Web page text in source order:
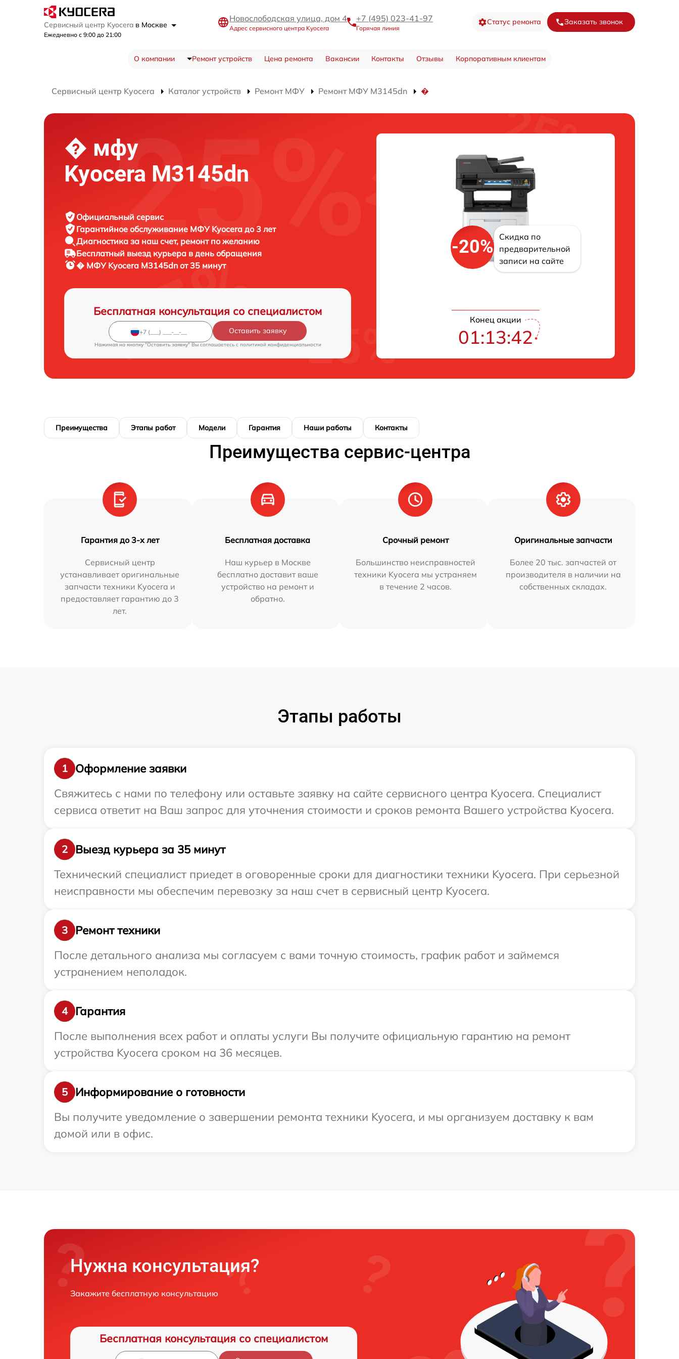
Сервисный центр Kyocera в Москве
Ежедневно с 9:00 до 21:00
Новослободская улица, дом 4
Адрес сервисного центра Kyocera
+7 (495) 023-41-97
Горячая линия
Статус ремонта Заказать звонок
О компании Ремонт устройств Цена ремонта Вакансии Контакты Отзывы Корпоративным клиентам
Сервисный центр Kyocera Каталог устройств Ремонт МФУ Ремонт МФУ M3145dn �
� мфу
Kyocera M3145dn
Официальный сервис
Гарантийное обслуживание МФУ Kyocera до 3 лет
Диагностика за наш счет, ремонт по желанию
Бесплатный выезд курьера в день обращения
� МФУ Kyocera M3145dn от 35 минут
Бесплатная консультация со специалистом
Оставить заявку
Нажимая на кнопку "Оставить заявку" Вы соглашаетесь c политикой конфиденциальности
-20%
Скидка по
предварительной
записи на сайте
Конец акции
01:13:41
Преимущества Этапы работ Модели Гарантия Наши работы Контакты
Преимущества сервис-центра
Гарантия до 3-х лет
Сервисный центр
устанавливает оригинальные
запчасти техники Kyocera и
предоставляет гарантию до 3
лет.
Бесплатная доставка
Наш курьер в Москве
бесплатно доставит ваше
устройство на ремонт и
обратно.
Срочный ремонт
Большинство неисправностей
техники Kyocera мы устраняем
в течение 2 часов.
Оригинальные запчасти
Более 20 тыс. запчастей от
производителя в наличии на
собственных складах.
Этапы работы
1
Оформление заявки
Свяжитесь с нами по телефону или оставьте заявку на сайте сервисного центра Kyocera. Специалист
сервиса ответит на Ваш запрос для уточнения стоимости и сроков ремонта Вашего устройства Kyocera.
2
Выезд курьера за 35 минут
Технический специалист приедет в оговоренные сроки для диагностики техники Kyocera. При серьезной
неисправности мы обеспечим перевозку за наш счет в сервисный центр Kyocera.
3
Ремонт техники
После детального анализа мы согласуем с вами точную стоимость, график работ и займемся
устранением неполадок.
4
Гарантия
После выполнения всех работ и оплаты услуги Вы получите официальную гарантию на ремонт
устройства Kyocera сроком на 36 месяцев.
5
Информирование о готовности
Вы получите уведомление о завершении ремонта техники Kyocera, и мы организуем доставку к вам
домой или в офис.
Нужна консультация?
Закажите бесплатную консультацию
Бесплатная консультация со специалистом